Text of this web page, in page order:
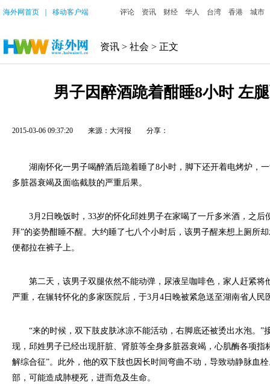
海外网首页 移动客户端 评论 资讯 财经 华人 台湾 香港 城市
资讯 > 社会 > 正文
男子因醉酒跪着酣睡8小时 左
2015-03-06 09:37:20 来源：大河报 分享：
湖南怀化一男子喝醉酒后跪着睡了8小时，脚下还开着电烤炉，一
多脏器衰竭及面临截肢的严重后果。
3月2日晚饭时，33岁的怀化邱姓男子在家喝了一斤多米酒，之后
拜”的姿势酣睡不醒。大约睡了七八个小时后，该男子醒来想上厕所
便都拉在裤子上。
第二天，该男子双腿依然不能动弹，尿液呈咖啡色，家人赶紧将
严重，在辗转怀化的多家医院后，于3月4日晚被紧急送至湖南省人民
“来的时候，双下肢皮肤冰凉不能活动，右脚底还被烫出水泡。”
现，邱姓男子已经出现肝脏、肾脏等全身多脏器衰竭，心肌酶各项指
解综合征”。此外，他的双下肢也因长时间弯曲不动，导致动静脉血
部，可能造成肺梗死，进而危及生命。